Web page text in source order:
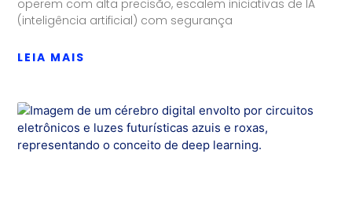
operem com alta precisão, escalem iniciativas de IA
(inteligência artificial) com segurança
LEIA MAIS